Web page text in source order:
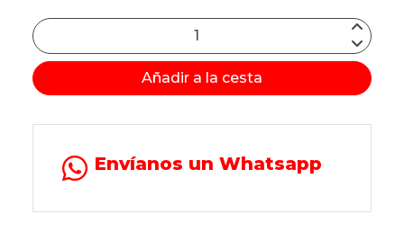
Añadir a la cesta
Envíanos un Whatsapp